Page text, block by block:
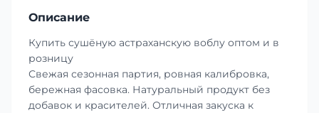
Описание
Купить сушёную астраханскую воблу оптом и в
розницу
Свежая сезонная партия, ровная калибровка,
бережная фасовка. Натуральный продукт без
добавок и красителей. Отличная закуска к